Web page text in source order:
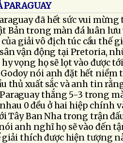
PARAGUAY
đã hết sức vui mừng
Bản trong màn đá luân lưu
giải vô địch túc cầu thế
vận động tại Pretoria,
vọng họ sẽ lọt vào được
nói anh đặt hết niềm
thủ xuất sắc và anh tin
thắng 5-3 trong
0 đều ở hai hiệp chính
Tây Ban Nha trong trận
anh nghĩ họ sẽ vào đến
thích được hiện tượng